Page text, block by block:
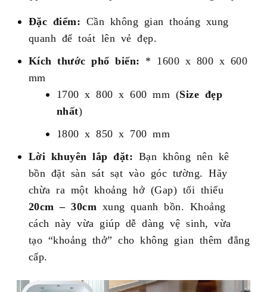
Đặc điểm: Cần không gian thoáng xung
quanh để toát lên vẻ đẹp.
Kích thước phổ biến: * 1600 x 800 x 600
mm
1700 x 800 x 600 mm (Size đẹp
nhất)
1800 x 850 x 700 mm
Lời khuyên lắp đặt: Bạn không nên kê
bồn đặt sàn sát sạt vào góc tường. Hãy
chừa ra một khoảng hở (Gap) tối thiểu
20cm – 30cm xung quanh bồn. Khoảng
cách này vừa giúp dễ dàng vệ sinh, vừa
tạo “khoảng thở” cho không gian thêm đẳng
cấp.